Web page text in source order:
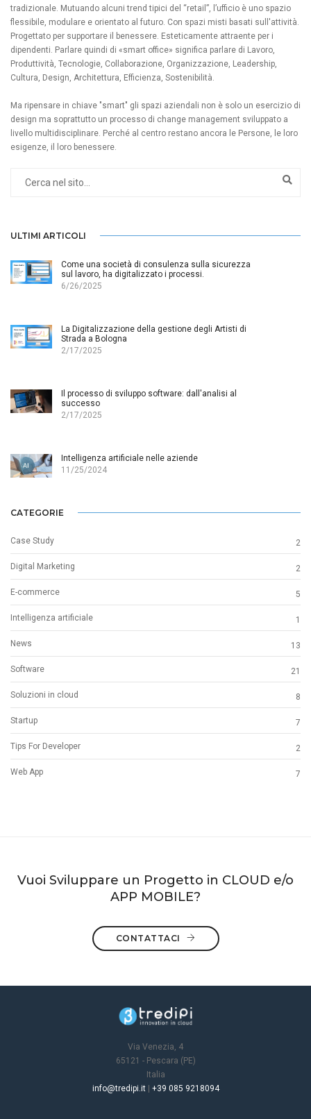
tradizionale. Mutuando alcuni trend tipici del “retail”, l’ufficio è uno spazio
flessibile, modulare e orientato al futuro. Con spazi misti basati sull'attività.
Progettato per supportare il benessere. Esteticamente attraente per i
dipendenti. Parlare quindi di «smart office» significa parlare di Lavoro,
Produttività, Tecnologie, Collaborazione, Organizzazione, Leadership,
Cultura, Design, Architettura, Efficienza, Sostenibilità.
Ma ripensare in chiave "smart" gli spazi aziendali non è solo un esercizio di
design ma soprattutto un processo di change management sviluppato a
livello multidisciplinare. Perché al centro restano ancora le Persone, le loro
esigenze, il loro benessere.
ULTIMI ARTICOLI
Come una società di consulenza sulla sicurezza
sul lavoro, ha digitalizzato i processi.
6/26/2025
La Digitalizzazione della gestione degli Artisti di
Strada a Bologna
2/17/2025
Il processo di sviluppo software: dall'analisi al
successo
2/17/2025
Intelligenza artificiale nelle aziende
11/25/2024
CATEGORIE
Case Study 2
Digital Marketing 2
E-commerce 5
Intelligenza artificiale 1
News 13
Software 21
Soluzioni in cloud 8
Startup 7
Tips For Developer 2
Web App 7
Vuoi Sviluppare un Progetto in CLOUD e/o
APP MOBILE?
CONTATTACI
Via Venezia, 4
65121 - Pescara (PE)
Italia
info@tredipi.it| +39 085 9218094